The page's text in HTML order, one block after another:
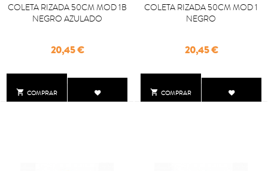
 COMPRAR
COLETA RIZADA 50CM MOD 1B
NEGRO AZULADO
Precio
20,45 €
 COMPRAR
COLETA RIZADA 50CM MOD 1
NEGRO
Precio
20,45 €